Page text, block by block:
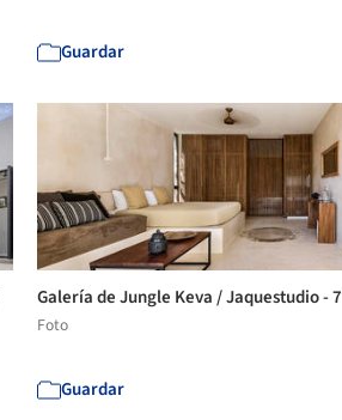
Guardar
Galería de Jungle Keva / Jaquestudio - 7
Foto
Guardar